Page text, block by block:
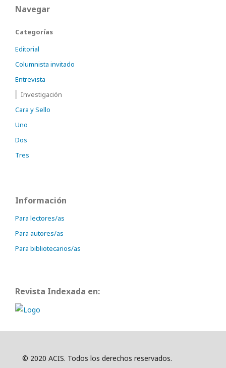
Navegar
Categorías
Editorial
Columnista invitado
Entrevista
Investigación
Cara y Sello
Uno
Dos
Tres
Información
Para lectores/as
Para autores/as
Para bibliotecarios/as
Revista Indexada en:
© 2020 ACIS. Todos los derechos reservados.